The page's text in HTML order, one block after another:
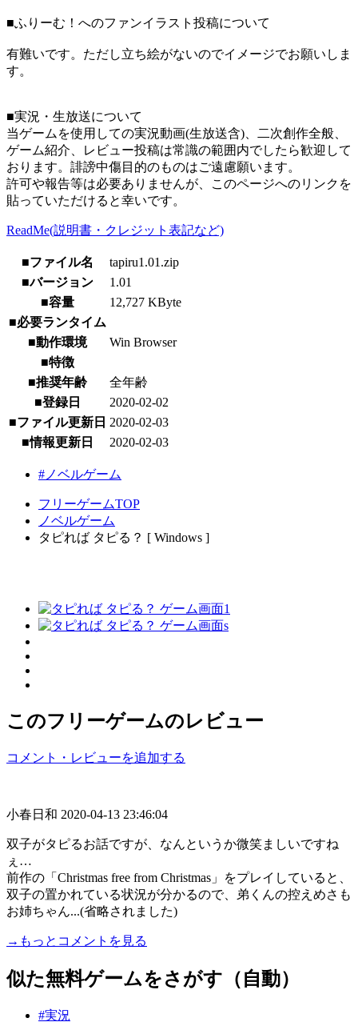
■ふりーむ！へのファンイラスト投稿について
有難いです。ただし立ち絵がないのでイメージでお願いしま
す。
■実況・生放送について
当ゲームを使用しての実況動画(生放送含)、二次創作全般、
ゲーム紹介、レビュー投稿は常識の範囲内でしたら歓迎して
おります。誹謗中傷目的のものはご遠慮願います。
許可や報告等は必要ありませんが、このページへのリンクを
貼っていただけると幸いです。
ReadMe(説明書・クレジット表記など)
■ファイル名
tapiru1.01.zip
■バージョン
1.01
■容量
12,727 KByte
■必要ランタイム
■動作環境
Win Browser
■特徴
■推奨年齢
全年齢
■登録日
2020-02-02
■ファイル更新日 2020-02-03
■情報更新日
2020-02-03
#ノベルゲーム
フリーゲームTOP
ノベルゲーム
タピれば タピる？ [ Windows ]
このフリーゲームのレビュー
コメント・レビューを追加する
小春日和 2020-04-13 23:46:04
双子がタピるお話ですが、なんというか微笑ましいですね
ぇ…
前作の「Christmas free from Christmas」をプレイしていると、
双子の置かれている状況が分かるので、弟くんの控えめさも
お姉ちゃん...(省略されました)
→もっとコメントを見る
似た無料ゲームをさがす（自動）
#実況